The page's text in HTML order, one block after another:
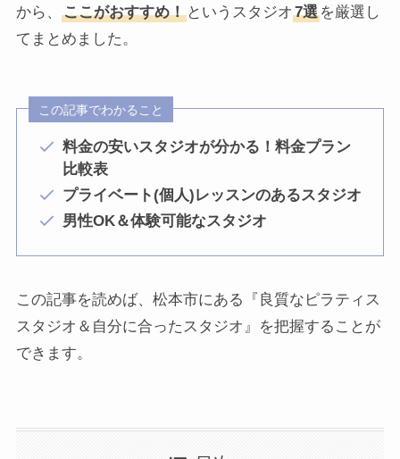
から、
ここがおすすめ！というスタジオ 7選を厳選し
てまとめました。
この記事でわかること
料金の安いスタジオが分かる！料金プラン
比較表
プライベート(個人)レッスンのあるスタジオ
男性OK＆体験可能なスタジオ
この記事を読めば、松本市にある『良質なピラティス
スタジオ＆自分に合ったスタジオ』を把握することが
できます。